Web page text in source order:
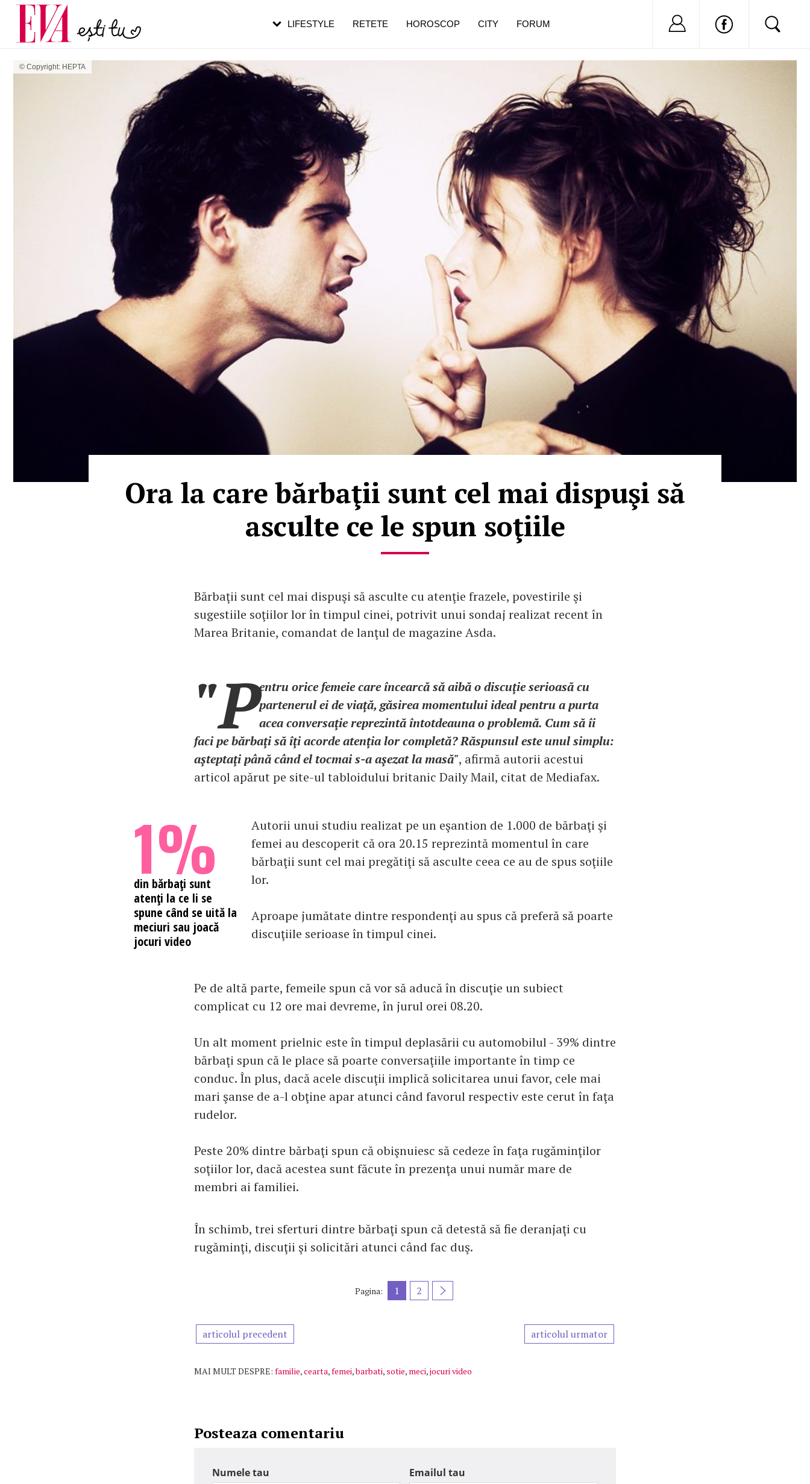
© Copyright: HEPTA
Ora la care bărbaţii sunt cel mai dispuşi să
asculte ce le spun soţiile
Bărbaţii sunt cel mai dispuşi să asculte cu atenţie frazele, povestirile şi
sugestiile soţiilor lor în timpul cinei, potrivit unui sondaj realizat recent în
Marea Britanie, comandat de lanţul de magazine Asda.
"Pentru orice femeie care încearcă să aibă o discuţie serioasă cu
partenerul ei de viaţă, găsirea momentului ideal pentru a purta
acea conversaţie reprezintă întotdeauna o problemă. Cum să îi
faci pe bărbaţi să îţi acorde atenţia lor completă? Răspunsul este unul simplu:
aşteptaţi până când el tocmai s-a aşezat la masă", afirmă autorii acestui
articol apărut pe site-ul tabloidului britanic Daily Mail, citat de Mediafax.
1%
din bărbaţi sunt
atenţi la ce li se
spune când se uită la
meciuri sau joacă
jocuri video
Autorii unui studiu realizat pe un eşantion de 1.000 de bărbaţi şi
femei au descoperit că ora 20.15 reprezintă momentul în care
bărbaţii sunt cel mai pregătiţi să asculte ceea ce au de spus soţiile
lor.
Aproape jumătate dintre respondenţi au spus că preferă să poarte
discuţiile serioase în timpul cinei.
Pe de altă parte, femeile spun că vor să aducă în discuţie un subiect
complicat cu 12 ore mai devreme, în jurul orei 08.20.
Un alt moment prielnic este în timpul deplasării cu automobilul - 39% dintre
bărbaţi spun că le place să poarte conversaţiile importante în timp ce
conduc. În plus, dacă acele discuţii implică solicitarea unui favor, cele mai
mari şanse de a-l obţine apar atunci când favorul respectiv este cerut în faţa
rudelor.
Peste 20% dintre bărbaţi spun că obişnuiesc să cedeze în faţa rugăminţilor
soţiilor lor, dacă acestea sunt făcute în prezenţa unui număr mare de
membri ai familiei.
În schimb, trei sferturi dintre bărbaţi spun că detestă să fie deranjaţi cu
rugăminţi, discuţii şi solicitări atunci când fac duş.
Pagina: 1 2
articolul precedent articolul urmator
MAI MULT DESPRE: familie,cearta,femei,barbati, sotie, meci,jocuri video
Posteaza comentariu
Numele tau Emailul tau
LIFESTYLE RETETE HOROSCOP CITY FORUM Nu ai cont?
Carieră
Actualitate
pe măsură ce înaintezi în vârstă
de dureroasă este investigația